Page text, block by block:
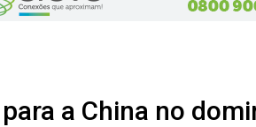
a China no